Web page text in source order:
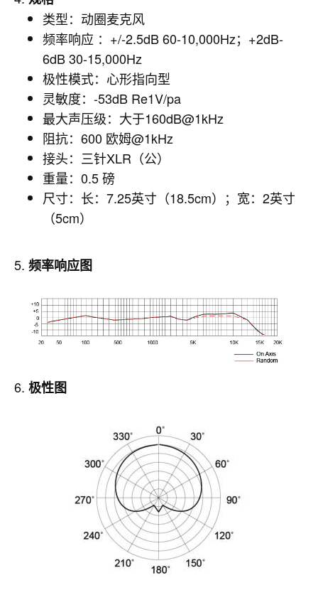
类型：动圈麦克风
频率响应 ：+/-2.5dB 60-10,000Hz；+2dB-
6dB 30-15,000Hz
极性模式：心形指向型
灵敏度：-53dB Re1V/pa
最大声压级：大于160dB@1kHz
阻抗：600 欧姆@1kHz
接头：三针XLR（公）
重量：0.5 磅
尺寸：长：7.25英寸（18.5cm）；宽：2英寸
（5cm）
5. 频率响应图
6. 极性图